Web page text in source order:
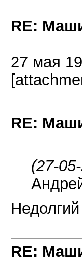
RE:
27 мая
RE:
(27-
RE: